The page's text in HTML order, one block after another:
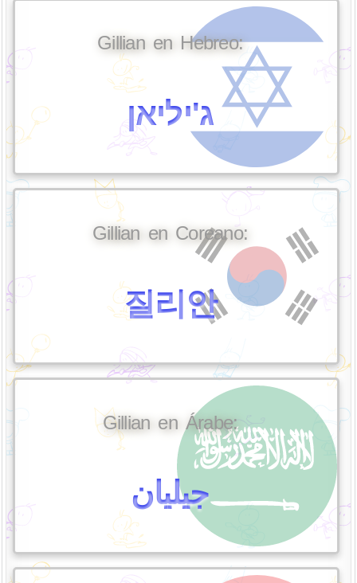
Gillian en Hebreo:
ג'יליאן
Gillian en Coreano:
질리안
Gillian en Árabe:
جيليان